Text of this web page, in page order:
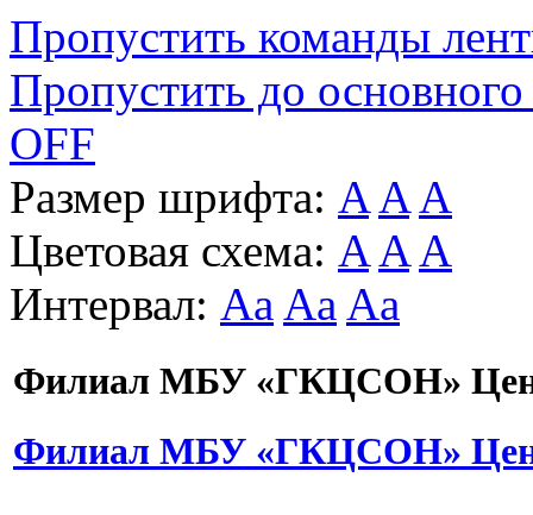
Пропустить команды
Пропустить до основного
OFF
Размер шрифта: A A A
Цветовая схема: A A A
Интервал: Aa Aa Aa
Филиал МБУ «ГКЦСОН»
Филиал МБУ «ГКЦСОН»